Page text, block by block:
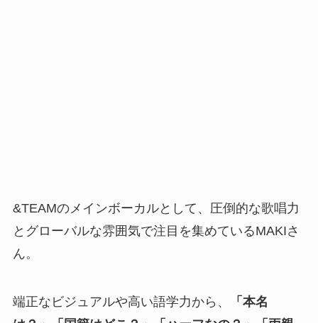
&TEAMのメインボーカルとして、圧倒的な歌唱力
とグローバルな雰囲気で注目を集めているMAKIさ
ん。
端正なビジュアルや高い語学力から、
「本名